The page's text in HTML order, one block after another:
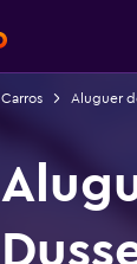
Carros Aluguer